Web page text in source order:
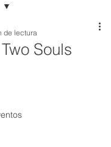
Souls
de lectura